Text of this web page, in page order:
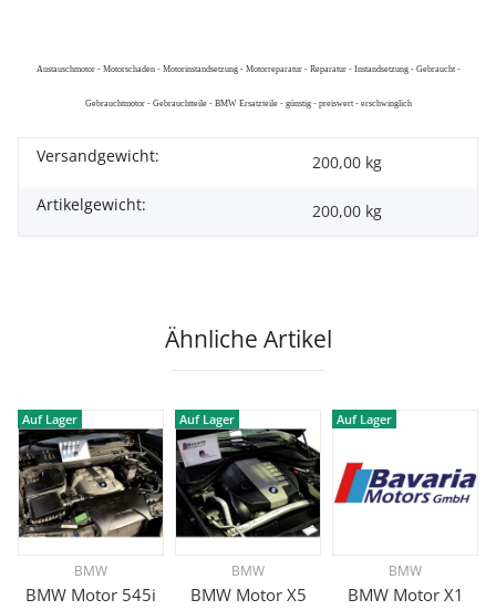
Austauschmotor - Motorschaden - Motorinstandsetzung - Motorreparatur - Reparatur - Instandsetzung - Gebraucht -
Gebrauchtmotor - Gebrauchtteile - BMW Ersatzteile - günstig - preiswert - erschwinglich
Versandgewicht:
200,00 kg
Artikelgewicht:
200,00 kg
Ähnliche Artikel
Auf Lager
BMW
BMW Motor 545i
Auf Lager
BMW
BMW Motor X5
Auf Lager
BMW
BMW Motor X1